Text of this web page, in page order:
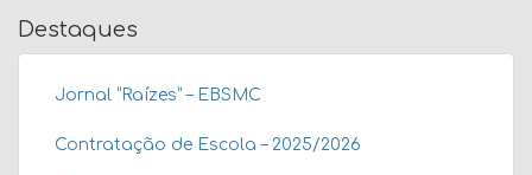
Destaques
Jornal “Raízes” – EBSMC
Contratação de Escola – 2025/2026